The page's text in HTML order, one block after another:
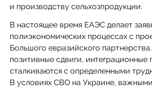
и производству сельхозпродукции.
В настоящее время ЕАЭС делает
полиэкономических процессах с
Большого евразийского
позитивные сдвиги, интеграционные
сталкиваются с определенными
В условиях СВО на Украине,